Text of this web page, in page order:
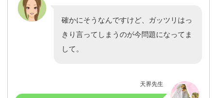
確かにそうなんですけど、ガッツリはっ
きり言ってしまうのが今問題になってま
して。
天界先生